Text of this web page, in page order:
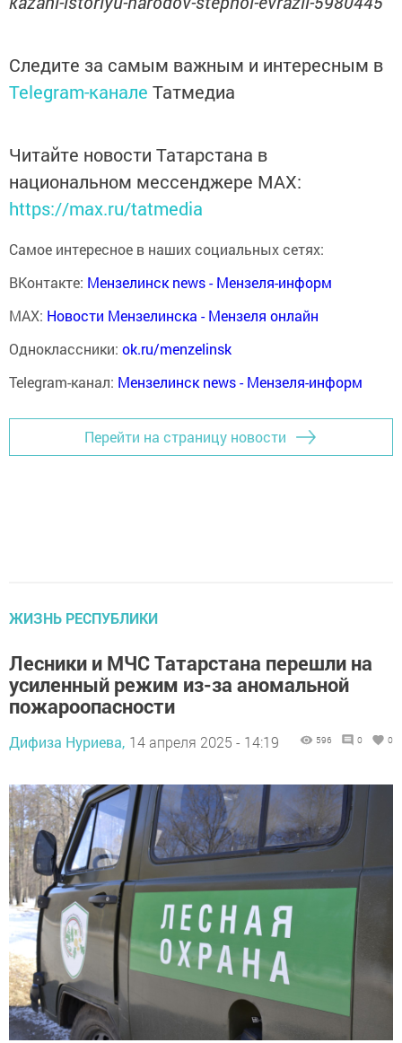
Следите за самым важным и интересным в
Telegram-канале Татмедиа
Читайте новости Татарстана в
национальном мессенджере MАХ:
https://max.ru/tatmedia
Самое интересное в наших социальных сетях:
ВКонтакте: Мензелинск news - Мензеля-информ
MAX: Новости Мензелинска - Мензеля онлайн
Одноклассники: ok.ru/menzelinsk
Telegram-канал: Мензелинск news - Мензеля-информ
Перейти на страницу новости
ЖИЗНЬ РЕСПУБЛИКИ
Лесники и МЧС Татарстана перешли на
усиленный режим из-за аномальной
пожароопасности
Дифиза Нуриева, 14 апреля 2025 - 14:19 596 0 0